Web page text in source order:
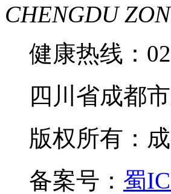
CHENGDU
健康热线：
四川省成都
版权所有：
备案号： 蜀